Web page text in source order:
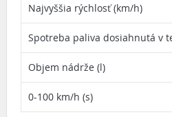
Najvyššia rýchlosť (km/h)
Spotreba paliva dosiahnutá v
Objem nádrže (l)
0-100 km/h (s)